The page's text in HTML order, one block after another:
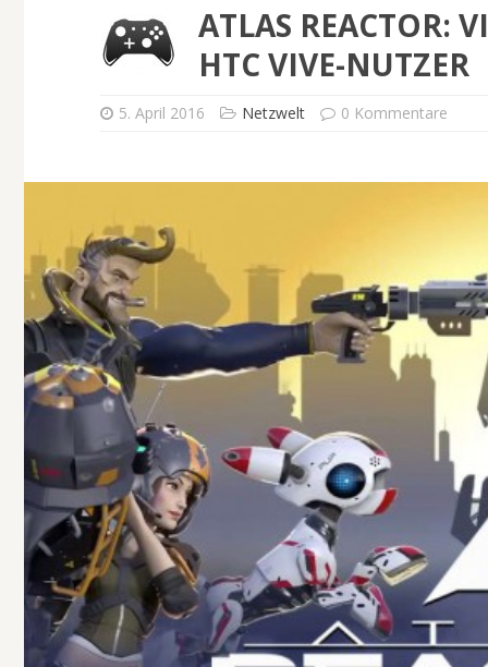
ATLAS REACTOR:
HTC VIVE-NUTZER
5. April 2016 Netzwelt 0 Kommentare